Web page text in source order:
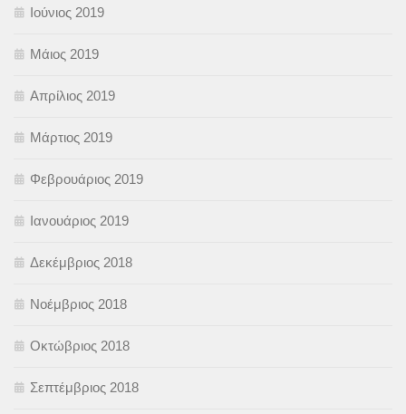
Ιούνιος 2019
Μάιος 2019
Απρίλιος 2019
Μάρτιος 2019
Φεβρουάριος 2019
Ιανουάριος 2019
Δεκέμβριος 2018
Νοέμβριος 2018
Οκτώβριος 2018
Σεπτέμβριος 2018